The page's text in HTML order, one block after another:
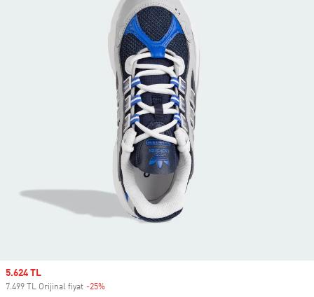
Sale price
5.624 TL
7.499 TL Orijinal fiyat -25%